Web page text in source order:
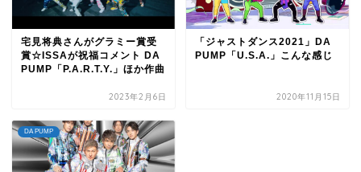
宅見将典さんがグラミー賞受
賞☆ISSAが祝福コメント DA
PUMP「P.A.R.T.Y.」ほか作曲
2023年2月6日
「ジャストダンス2021」DA
PUMP「U.S.A.」こんな感じ
2020年11月15日
DA PUMP